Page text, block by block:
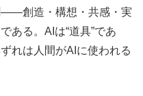
——創造・構想・共感・実
る。AIは“道具”であ
れは人間がAIに使われる